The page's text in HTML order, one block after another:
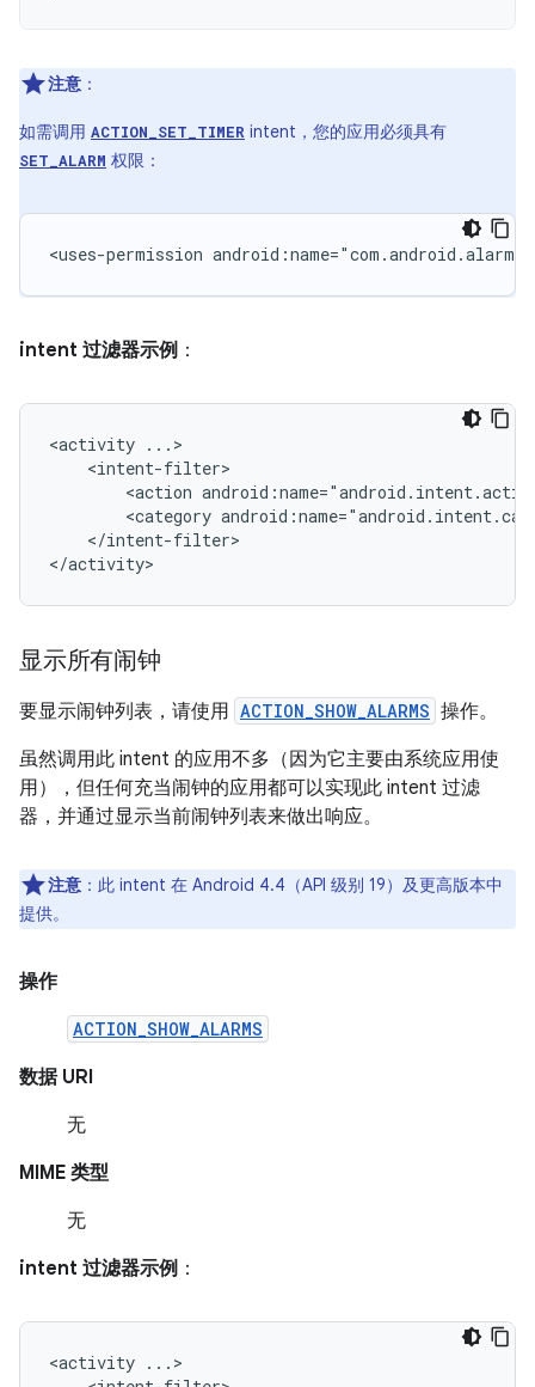
注意 ：
如需调用 ACTION_SET_TIMER intent，您的应用必须具有
SET_ALARM 权限：
<uses-permission
intent 过滤器示例 ：
<activity
<action
<category
</intent-filter>
</activity>
显示所有闹钟
要显示闹钟列表，请使用 ACTION_SHOW_ALARMS 操作。
虽然调用此 intent 的应用不多（因为它主要由系统应用使
用），但任何充当闹钟的应用都可以实现此 intent 过滤
器，并通过显示当前闹钟列表来做出响应。
注意 ：此 intent 在 Android 4.4（API 级别 19）及更高版本中
提供。
操作
ACTION_SHOW_ALARMS
数据 URI
无
MIME 类型
无
intent 过滤器示例 ：
<activity